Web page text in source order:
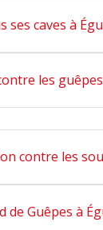
ses caves à
les
contre les
de Guêpes à